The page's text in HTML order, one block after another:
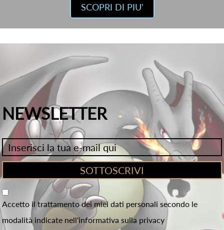
SCOPRI DI PIU'
NEWSLETTER
Accetto il trattamento dei miei dati personali secondo le
modalità indicate nell'informativa sulla privacy